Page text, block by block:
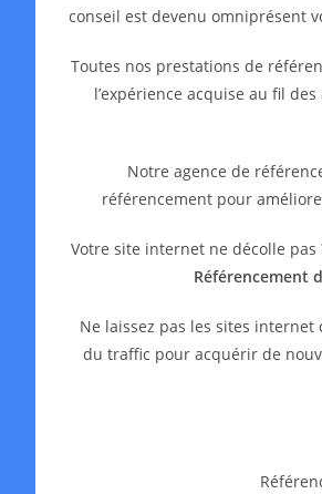
conseil est devenu omniprésent
Toutes nos prestations de
l’expérience acquise au fil
Notre agence de
référencement pour
Votre site internet ne décolle pas
Référencement
Ne laissez pas les sites
du traffic pour acquérir de